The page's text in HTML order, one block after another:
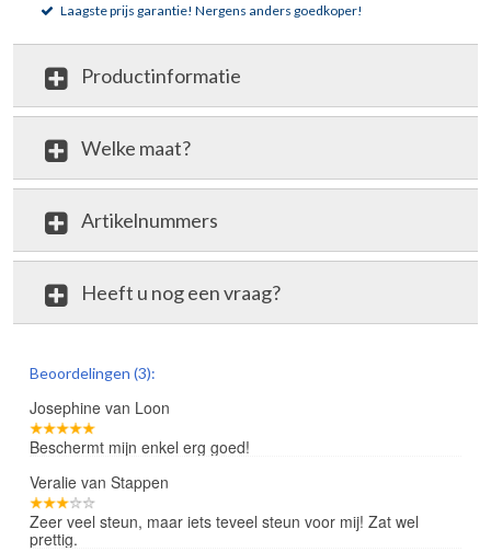
Laagste prijs garantie! Nergens anders goedkoper!
Productinformatie
Welke maat?
Artikelnummers
Heeft u nog een vraag?
Beoordelingen (3):
Josephine van Loon
Beschermt mijn enkel erg goed!
Veralie van Stappen
Zeer veel steun, maar iets teveel steun voor mij! Zat wel
prettig.